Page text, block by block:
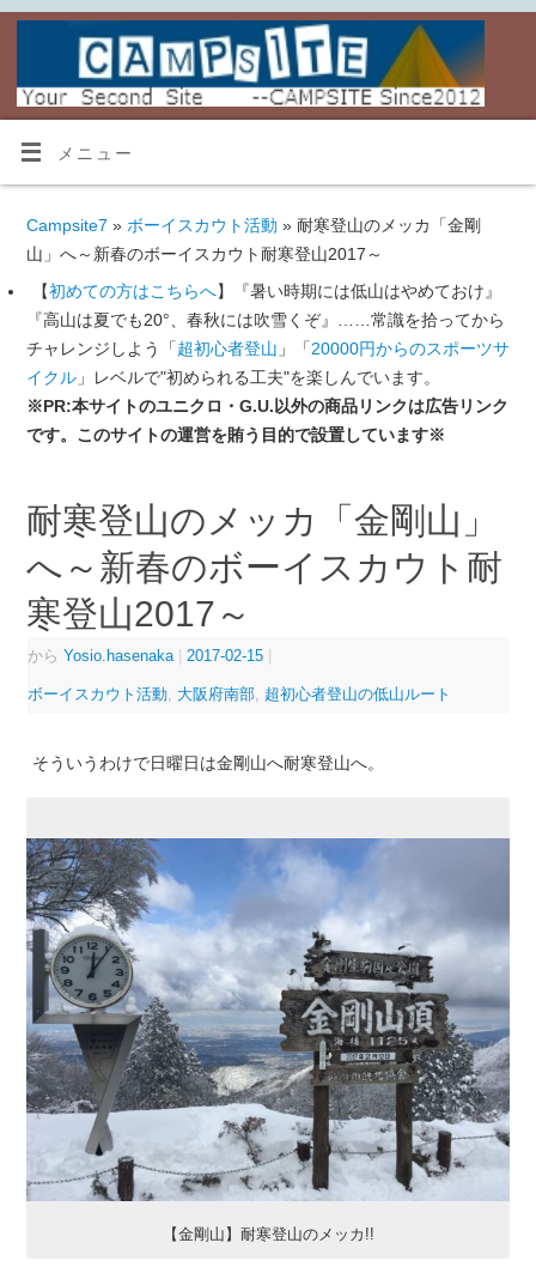
メニュー
Campsite7 » ボーイスカウト活動 » 耐寒登山のメッカ「金剛
山」へ～新春のボーイスカウト耐寒登山2017～
【初めての方はこちらへ】『暑い時期には低山はやめておけ』
『高山は夏でも20°、春秋には吹雪くぞ』……常識を拾ってから
チャレンジしよう「超初心者登山 」「20000円からのスポーツサ
イクル」レベルで"初められる工夫"を楽しんでいます。
※PR:本サイトのユニクロ・G.U.以外の商品リンクは広告リンク
です。このサイトの運営を賄う目的で設置しています※
耐寒登山のメッカ「金剛山」
へ～新春のボーイスカウト耐
寒登山2017～
から Yosio.hasenaka 2017-02-15
ボーイスカウト活動, 大阪府南部, 超初心者登山の低山ルート
そういうわけで日曜日は金剛山へ耐寒登山へ。
【金剛山】耐寒登山のメッカ!!